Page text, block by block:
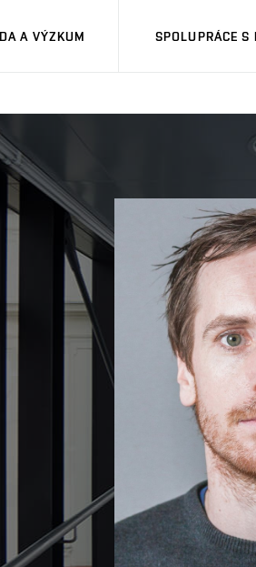
A VÝZKUM SPOLUPRÁCE S